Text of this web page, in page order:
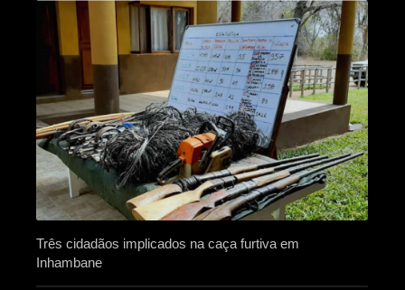
Três cidadãos implicados na caça furtiva em
Inhambane